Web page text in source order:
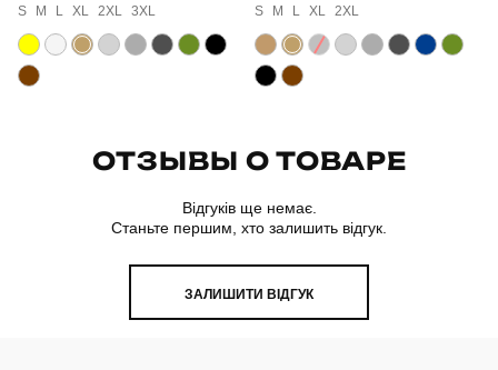
S M L XL 2XL 3XL S M L XL 2XL
ОТЗЫВЫ О ТОВАРЕ
Відгуків ще немає.
Станьте першим, хто залишить відгук.
ЗАЛИШИТИ ВІДГУК